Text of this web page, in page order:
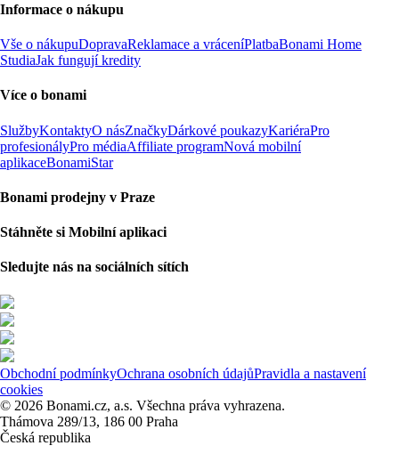
Informace o nákupu
Vše o nákupuDopravaReklamace a vráceníPlatbaBonami Home
StudiaJak fungují kredity
Více o bonami
SlužbyKontaktyO násZnačkyDárkové poukazyKariéraPro
profesionályPro médiaAffiliate programNová mobilní
aplikaceBonamiStar
Bonami prodejny v Praze
Stáhněte si Mobilní aplikaci
Sledujte nás na sociálních sítích
Obchodní podmínkyOchrana osobních údajůPravidla a nastavení
cookies
© 2026 Bonami.cz, a.s. Všechna práva vyhrazena.
Thámova 289/13, 186 00 Praha
Česká republika